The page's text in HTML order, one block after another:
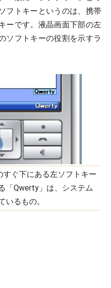
フトキーというのは、携帯
ーです。液晶画面下部の左
ソフトキーの役割を示すラ
ぐ下にある左ソフトキー
「Qwerty」は、システム
いるもの。